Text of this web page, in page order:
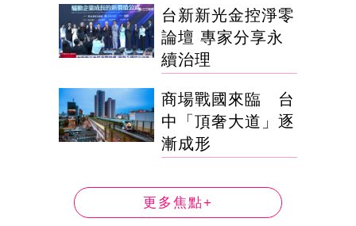
台新新光金控淨零
論壇 專家分享永
續治理
商場戰國來臨 台
中「頂奢大道」逐
漸成形
更多焦點+